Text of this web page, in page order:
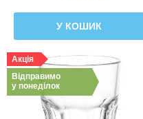
У КОШИК
Акція
Відправимо
у понеділок